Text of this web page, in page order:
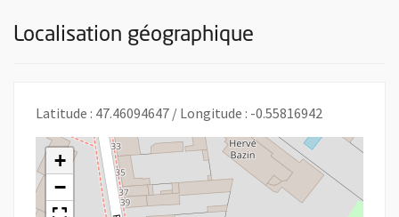
Localisation géographique
Latitude : 47.46094647 / Longitude : -0.55816942
+
−